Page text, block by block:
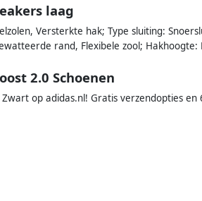
laag
Versterkte hak; Type sluiting:
rand, Flexibele zool; Hakhoogte:
2.0 Schoenen
Zwart op adidas.nl! Gratis verzendopties